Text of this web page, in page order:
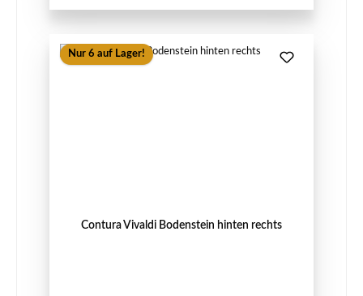
Nur 6 auf Lager!
Contura Vivaldi Bodenstein hinten rechts